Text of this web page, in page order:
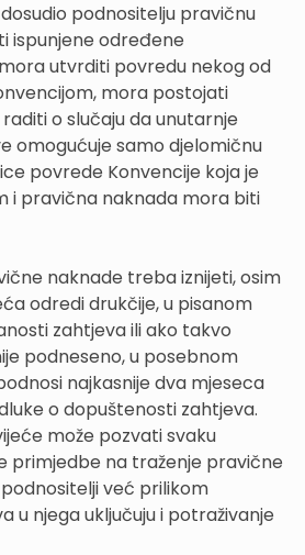
podnositelju pravičnu
ispunjene određene
utvrditi povredu nekog od
mora postojati
o slučaju da unutarnje
omogućuje samo djelomičnu
povrede Konvencije koja je
i pravična naknada mora biti
naknade treba iznijeti, osim
odredi drukčije, u pisanom
zahtjeva ili ako takvo
podneseno, u posebnom
najkasnije dva mjeseca
o dopuštenosti zahtjeva.
može pozvati svaku
primjedbe na traženje pravične
već prilikom
u njega uključuju i potraživanje